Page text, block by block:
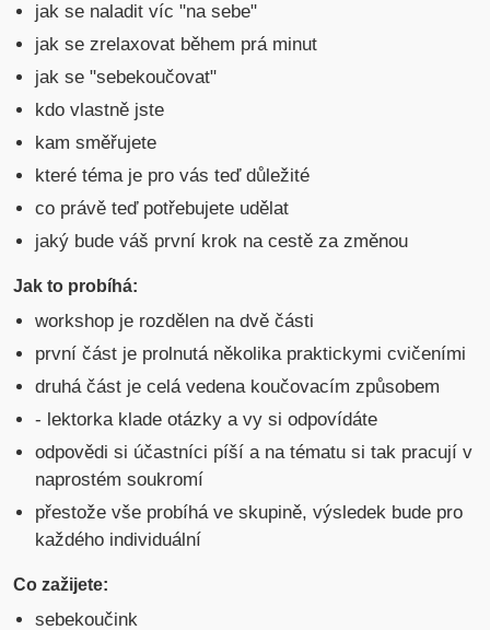
jak se naladit víc "na sebe"
jak se zrelaxovat během prá minut
jak se "sebekoučovat"
kdo vlastně jste
kam směřujete
které téma je pro vás teď důležité
co právě teď potřebujete udělat
jaký bude váš první krok na cestě za změnou
Jak to probíhá:
workshop je rozdělen na dvě části
první část je prolnutá několika praktickymi cvičeními
druhá část je celá vedena koučovacím způsobem
- lektorka klade otázky a vy si odpovídáte
odpovědi si účastníci píší a na tématu si tak pracují v
naprostém soukromí
přestože vše probíhá ve skupině, výsledek bude pro
každého individuální
Co zažijete:
sebekoučink